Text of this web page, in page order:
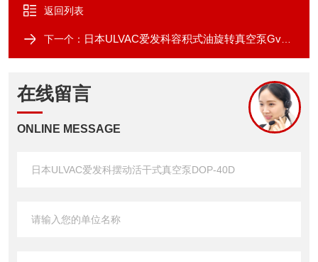
返回列表
下一个： 日本ULVAC爱发科容积式油旋转真空泵Gv200
在线留言
ONLINE MESSAGE